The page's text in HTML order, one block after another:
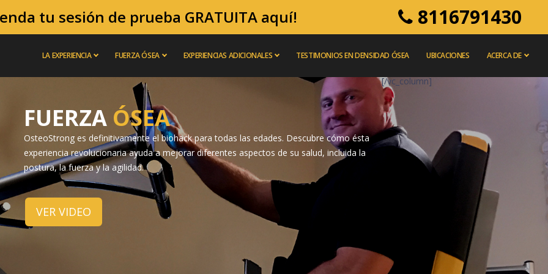
tu sesión de prueba GRATUITA aquí! 8116791430
LA EXPERIENCIA FUERZA ÓSEA EXPERIENCIAS ADICIONALES TESTIMONIOS EN DENSIDAD ÓSEA UBICACIONES ACERCA DE
FUERZA ÓSEA
OsteoStrong es definitivamente el biohack para todas las edades. Descubre cómo ésta
experiencia revolucionaria ayuda a mejorar diferentes aspectos de su salud, incluida la
postura, la fuerza y la agilidad.
VER VIDEO
[/vc_column]